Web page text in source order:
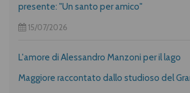
presente: "Un santo per amico"
15/07/2026
L'amore di Alessandro Manzoni per il lago
Maggiore raccontato dallo studioso del